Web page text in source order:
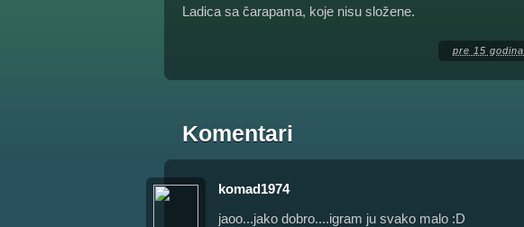
Ladica sa čarapama, koje nisu složene.
pre 15 godina
Komentari
komad1974
jaoo...jako dobro....igram ju svako malo :D